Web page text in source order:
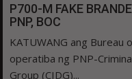
P700-M FAKE
PNP, BOC
KATUWANG ang Bureau
operatiba ng PNP-
Group (CIDG)...